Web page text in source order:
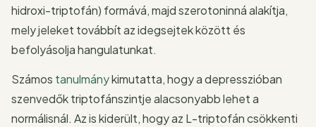
hidroxi-triptofán) formává, majd szerotoninná alakítja,
mely jeleket továbbít az idegsejtek között és
befolyásolja hangulatunkat.
Számos tanulmánykimutatta, hogy a depresszióban
szenvedők triptofánszintje alacsonyabb lehet a
normálisnál. Az is kiderült, hogy az L-triptofán csökkenti